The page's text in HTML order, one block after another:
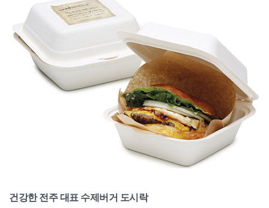
건강한 전주 대표 수제버거 도시락